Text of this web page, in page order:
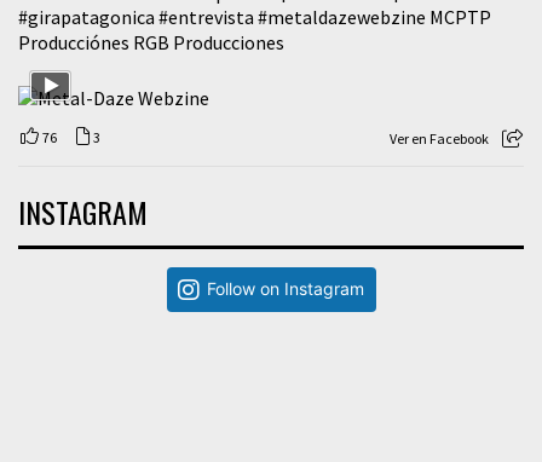
#girapatagonica #entrevista #metaldazewebzine MCPTP
Producciónes RGB Producciones
76 3 Ver en Facebook
INSTAGRAM
Follow on Instagram